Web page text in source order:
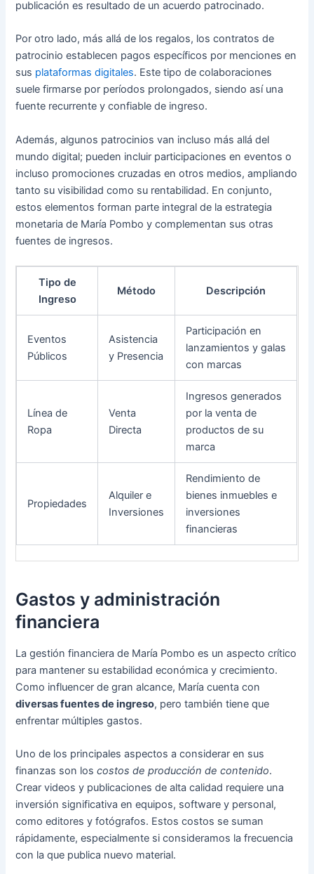
publicación es resultado de un acuerdo patrocinado.
Por otro lado, más allá de los regalos, los contratos de
patrocinio establecen pagos específicos por menciones en
sus plataformas digitales. Este tipo de colaboraciones
suele firmarse por períodos prolongados, siendo así una
fuente recurrente y confiable de ingreso.
Además, algunos patrocinios van incluso más allá del
mundo digital; pueden incluir participaciones en eventos o
incluso promociones cruzadas en otros medios, ampliando
tanto su visibilidad como su rentabilidad. En conjunto,
estos elementos forman parte integral de la estrategia
monetaria de María Pombo y complementan sus otras
fuentes de ingresos.
Tipo de
Ingreso
Método Descripción
Eventos
Públicos
Asistencia
y Presencia
Participación en
lanzamientos y galas
con marcas
Línea de
Ropa
Venta
Directa
Ingresos generados
por la venta de
productos de su
marca
Propiedades
Alquiler e
Inversiones
Rendimiento de
bienes inmuebles e
inversiones
financieras
Gastos y administración
financiera
La gestión financiera de María Pombo es un aspecto crítico
para mantener su estabilidad económica y crecimiento.
Como influencer de gran alcance, María cuenta con
diversas fuentes de ingreso, pero también tiene que
enfrentar múltiples gastos.
Uno de los principales aspectos a considerar en sus
finanzas son loscostos de producción de contenido.
Crear videos y publicaciones de alta calidad requiere una
inversión significativa en equipos, software y personal,
como editores y fotógrafos. Estos costos se suman
rápidamente, especialmente si consideramos la frecuencia
con la que publica nuevo material.